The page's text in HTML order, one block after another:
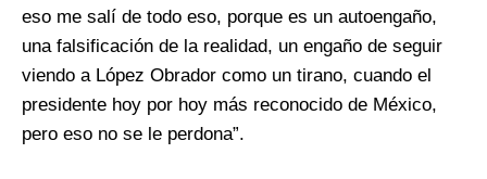
eso me salí de todo eso, porque es un autoengaño,
una falsificación de la realidad, un engaño de seguir
viendo a López Obrador como un tirano, cuando el
presidente hoy por hoy más reconocido de México,
pero eso no se le perdona”.